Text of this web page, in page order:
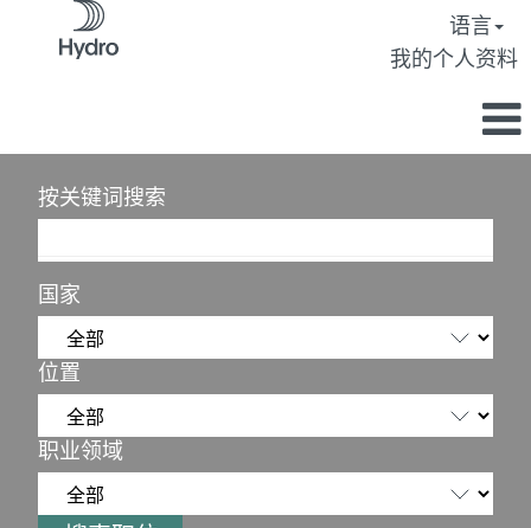
语言
我的个人资料
按关键词搜索
国家
位置
职业领域